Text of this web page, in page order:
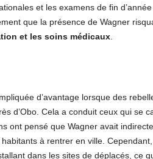
et les examens de fin
que la présence de Wagner
et les soins médicaux
d’avantage lorsque des
d’Obo. Cela a conduit ceux qui se
ont pensé que Wagner avait
à rentrer en ville.
dans les sites de déplacés, ce